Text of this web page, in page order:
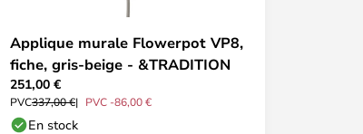
Applique murale Flowerpot VP8,
fiche, gris-beige - &TRADITION
251,00 €
PVC337,00 € PVC -86,00 €
En stock